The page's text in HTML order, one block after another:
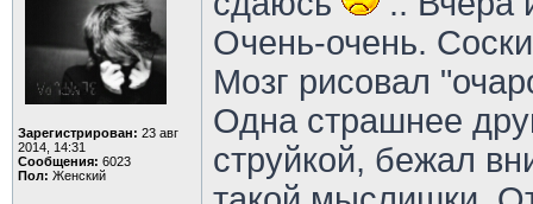
Зарегистрирован: 23 авг
2014, 14:31
Сообщения: 6023
Пол: Женский
Очень-очень.
Мозг рисовал
Одна страшнее
струйкой, бежал